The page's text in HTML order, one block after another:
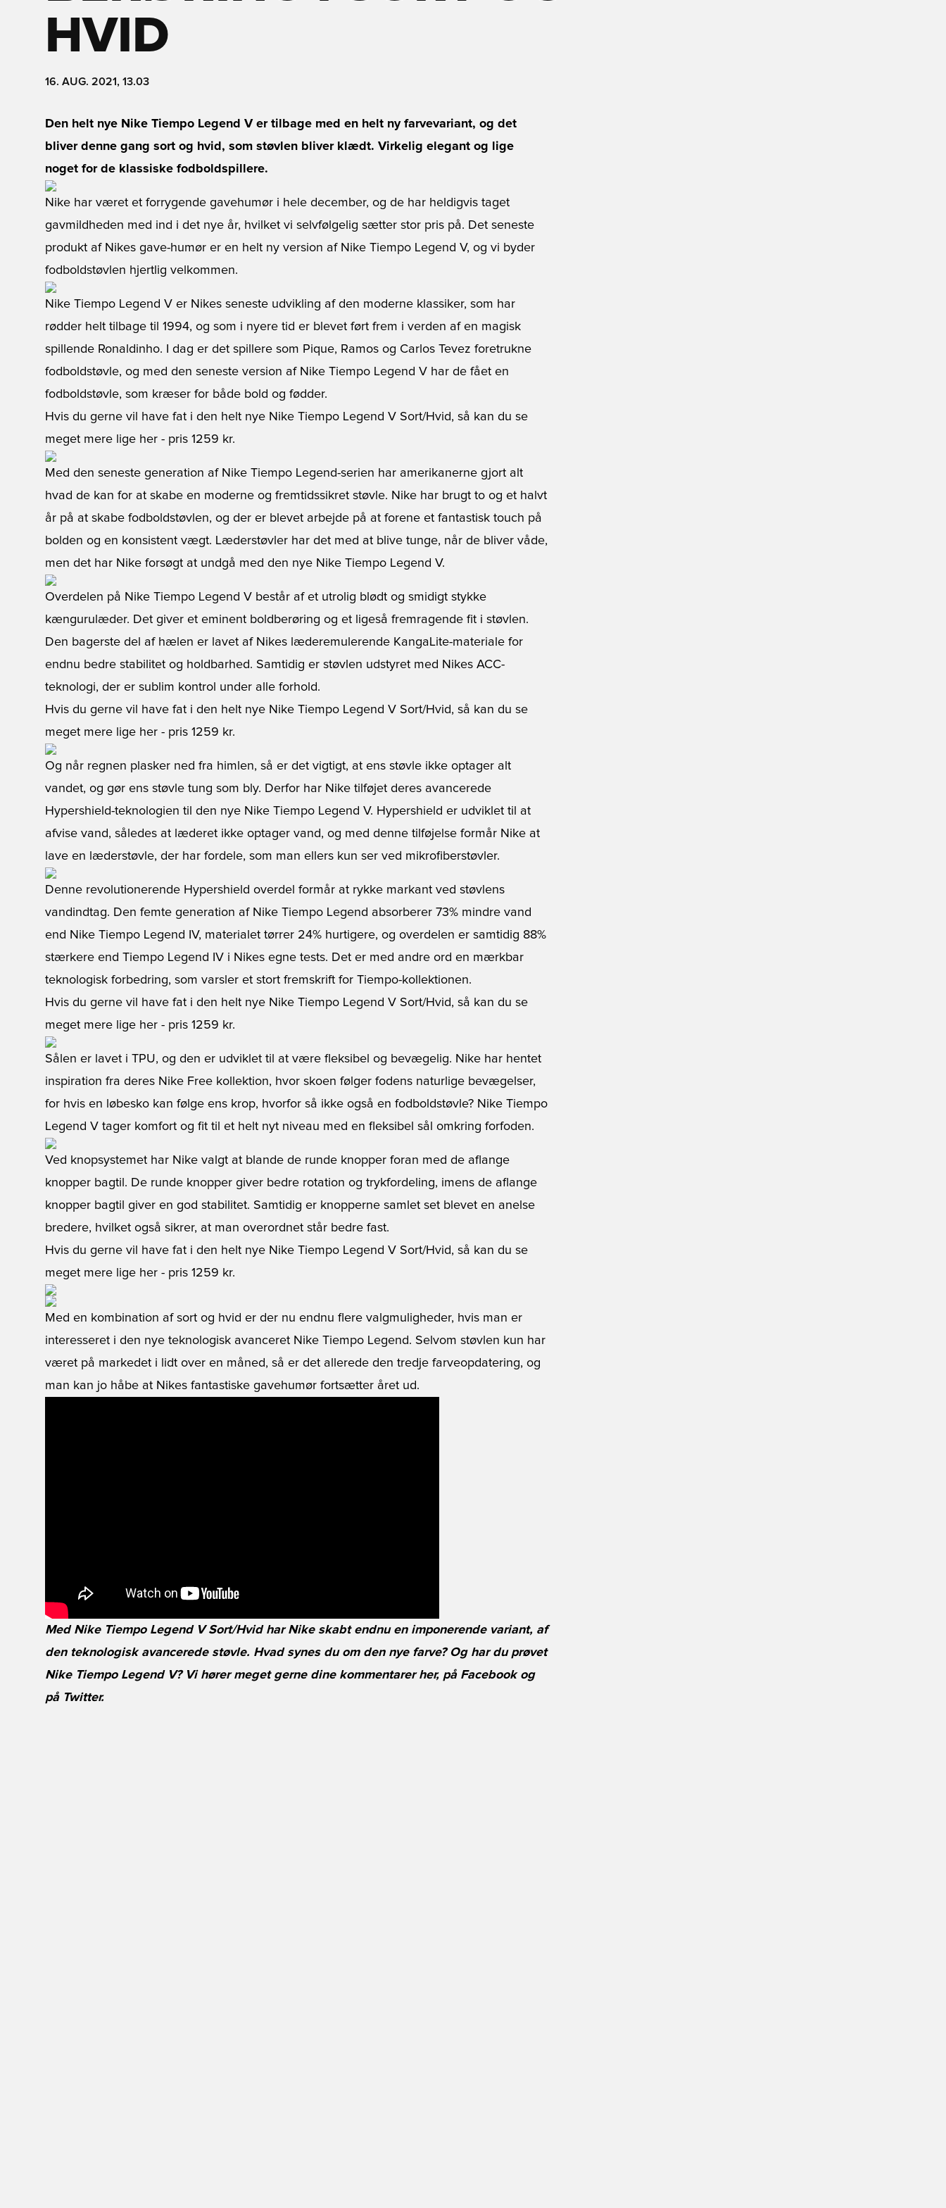
HVID
16. AUG. 2021, 13.03
Den helt nye Nike Tiempo Legend V er tilbage med en helt ny farvevariant, og det
bliver denne gang sort og hvid, som støvlen bliver klædt. Virkelig elegant og lige
noget for de klassiske fodboldspillere.
Nike har været et forrygende gavehumør i hele december, og de har heldigvis taget
gavmildheden med ind i det nye år, hvilket vi selvfølgelig sætter stor pris på. Det seneste
produkt af Nikes gave-humør er en helt ny version af Nike Tiempo Legend V, og vi byder
fodboldstøvlen hjertlig velkommen.
Nike Tiempo Legend V er Nikes seneste udvikling af den moderne klassiker, som har
rødder helt tilbage til 1994, og som i nyere tid er blevet ført frem i verden af en magisk
spillende Ronaldinho. I dag er det spillere som Pique, Ramos og Carlos Tevez foretrukne
fodboldstøvle, og med den seneste version af Nike Tiempo Legend V har de fået en
fodboldstøvle, som kræser for både bold og fødder.
Hvis du gerne vil have fat i den helt nye Nike Tiempo Legend V Sort/Hvid, så kan du se
meget mere lige her - pris 1259 kr.
Med den seneste generation af Nike Tiempo Legend-serien har amerikanerne gjort alt
hvad de kan for at skabe en moderne og fremtidssikret støvle. Nike har brugt to og et halvt
år på at skabe fodboldstøvlen, og der er blevet arbejde på at forene et fantastisk touch på
bolden og en konsistent vægt. Læderstøvler har det med at blive tunge, når de bliver våde,
men det har Nike forsøgt at undgå med den nye Nike Tiempo Legend V.
Overdelen på Nike Tiempo Legend V består af et utrolig blødt og smidigt stykke
kængurulæder. Det giver et eminent boldberøring og et ligeså fremragende fit i støvlen.
Den bagerste del af hælen er lavet af Nikes læderemulerende KangaLite-materiale for
endnu bedre stabilitet og holdbarhed. Samtidig er støvlen udstyret med Nikes ACC-
teknologi, der er sublim kontrol under alle forhold.
Hvis du gerne vil have fat i den helt nye Nike Tiempo Legend V Sort/Hvid, så kan du se
meget mere lige her - pris 1259 kr.
Og når regnen plasker ned fra himlen, så er det vigtigt, at ens støvle ikke optager alt
vandet, og gør ens støvle tung som bly. Derfor har Nike tilføjet deres avancerede
Hypershield-teknologien til den nye Nike Tiempo Legend V. Hypershield er udviklet til at
afvise vand, således at læderet ikke optager vand, og med denne tilføjelse formår Nike at
lave en læderstøvle, der har fordele, som man ellers kun ser ved mikrofiberstøvler.
Denne revolutionerende Hypershield overdel formår at rykke markant ved støvlens
vandindtag. Den femte generation af Nike Tiempo Legend absorberer 73% mindre vand
end Nike Tiempo Legend IV, materialet tørrer 24% hurtigere, og overdelen er samtidig 88%
stærkere end Tiempo Legend IV i Nikes egne tests. Det er med andre ord en mærkbar
teknologisk forbedring, som varsler et stort fremskrift for Tiempo-kollektionen.
Hvis du gerne vil have fat i den helt nye Nike Tiempo Legend V Sort/Hvid, så kan du se
meget mere lige her - pris 1259 kr.
Sålen er lavet i TPU, og den er udviklet til at være fleksibel og bevægelig. Nike har hentet
inspiration fra deres Nike Free kollektion, hvor skoen følger fodens naturlige bevægelser,
for hvis en løbesko kan følge ens krop, hvorfor så ikke også en fodboldstøvle? Nike Tiempo
Legend V tager komfort og fit til et helt nyt niveau med en fleksibel sål omkring forfoden.
Ved knopsystemet har Nike valgt at blande de runde knopper foran med de aflange
knopper bagtil. De runde knopper giver bedre rotation og trykfordeling, imens de aflange
knopper bagtil giver en god stabilitet. Samtidig er knopperne samlet set blevet en anelse
bredere, hvilket også sikrer, at man overordnet står bedre fast.
Hvis du gerne vil have fat i den helt nye Nike Tiempo Legend V Sort/Hvid, så kan du se
meget mere lige her - pris 1259 kr.
Med en kombination af sort og hvid er der nu endnu flere valgmuligheder, hvis man er
interesseret i den nye teknologisk avanceret Nike Tiempo Legend. Selvom støvlen kun har
været på markedet i lidt over en måned, så er det allerede den tredje farveopdatering, og
man kan jo håbe at Nikes fantastiske gavehumør fortsætter året ud.
Med Nike Tiempo Legend V Sort/Hvid har Nike skabt endnu en imponerende variant, af
den teknologisk avancerede støvle. Hvad synes du om den nye farve? Og har du prøvet
Nike Tiempo Legend V? Vi hører meget gerne dine kommentarer her, på Facebookog
på Twitter.